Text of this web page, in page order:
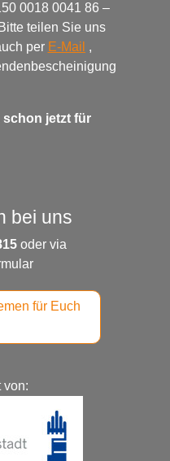
0018 0041 86 –
teilen Sie uns
per E-Mail ,
schon jetzt für
bei uns
oder via
für Euch
von: